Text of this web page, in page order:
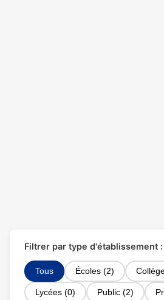
Filtrer par type d'établissement :
Tous Écoles (2)
Lycées (0) Public (2)